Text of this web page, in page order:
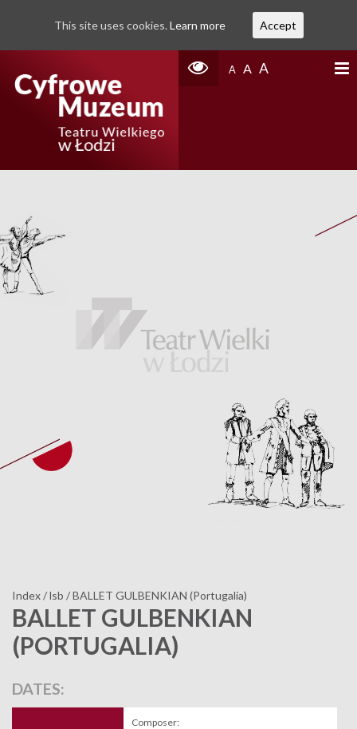
A A A
Index/lsb /BALLET GULBENKIAN (Portugalia)
BALLET GULBENKIAN
(PORTUGALIA)
DATES:
Composer:
This site uses cookies. Learn more Accept